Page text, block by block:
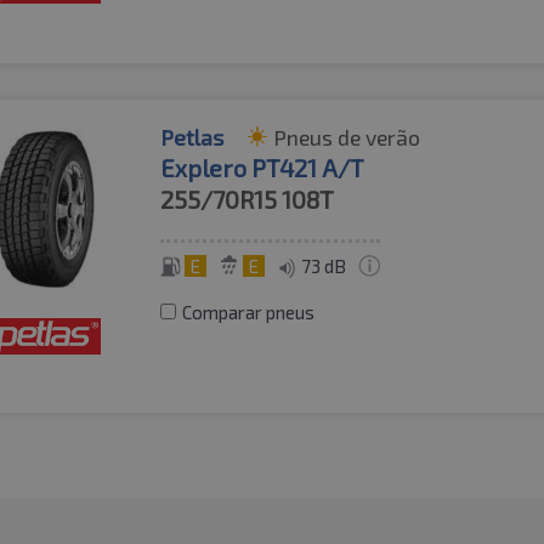
Petlas Pneus de verão
Explero PT421 A/T
255/70R15108T
E E 73 dB
Comparar pneus